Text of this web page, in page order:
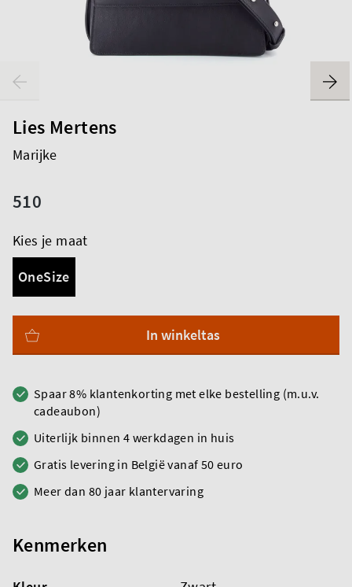
Lies Mertens
Marijke
510
Kies je maat
OneSize
In winkeltas
Spaar 8% klantenkorting met elke bestelling (m.u.v.
cadeaubon)
Uiterlijk binnen 4 werkdagen in huis
Gratis levering in België vanaf 50 euro
Meer dan 80 jaar klantervaring
Kenmerken